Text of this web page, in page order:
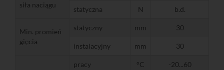
siła naciągu
statyczna N b.d.
Min. promień
gięcia
statyczny mm 30
instalacyjny mm 30
pracy °C -20...60